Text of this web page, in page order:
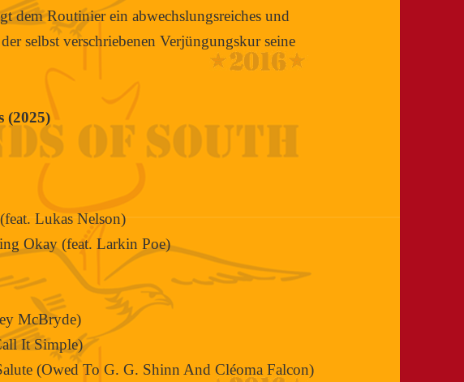
dem Routinier ein abwechslungsreiches und
selbst verschriebenen Verjüngungskur seine
(2025)
Lukas Nelson)
Okay (feat. Larkin Poe)
McBryde)
It Simple)
(Owed To G. G. Shinn And Cléoma Falcon)